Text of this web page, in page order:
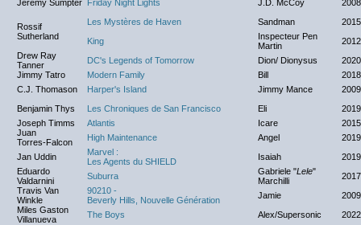
Jeremy Sumpter Friday Night Lights J.D. McCoy
Rossif
Sutherland
Les Mystères de Haven Sandman
2015
King
Inspecteur Pen
Martin
2012
Drew Ray
Tanner
DC's Legends of Tomorrow Dion/ Dionysus
2020
Jimmy Tatro
Modern Family Bill
C.J. Thomason
Harper's Island Jimmy Mance
2009
Benjamin Thys
Les Chroniques de San Francisco Eli
2019
Joseph Timms
Atlantis Icare
2015
Juan
Torres-Falcon
High Maintenance Angel
2019
Jan Uddin
Marvel :
Les Agents du SHIELD
Isaiah
2019
Eduardo
Valdarnini
Suburra Gabriele "Lele"
Marchilli
Travis Van
Winkle
90210 -
Beverly Hills, Nouvelle Génération
Jamie
2009
Miles Gaston
Villanueva
The Boys Alex/Supersonic
2022